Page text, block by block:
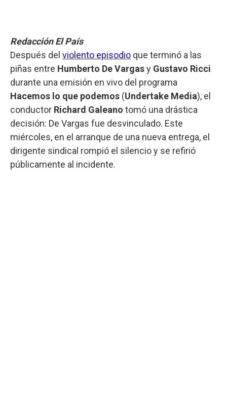
Redacción El País
Después del violento episodio que terminó a las
piñas entre Humberto De Vargasy Gustavo Ricci
durante una emisión en vivo del programa
Hacemos lo que podemos (Undertake Media), el
conductor Richard Galeano tomó una drástica
decisión: De Vargas fue desvinculado. Este
miércoles, en el arranque de una nueva entrega, el
dirigente sindical rompió el silencio y se refirió
públicamente al incidente.